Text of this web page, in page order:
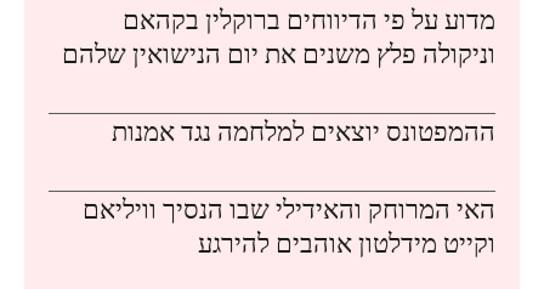
מדוע על פי הדיווחים ברוקלין בקהאם
וניקולה פלץ משנים את יום הנישואין שלהם
ההמפטונס יוצאים למלחמה נגד אמנות
האי המרוחק והאידילי שבו הנסיך וויליאם
וקייט מידלטון אוהבים להירגע